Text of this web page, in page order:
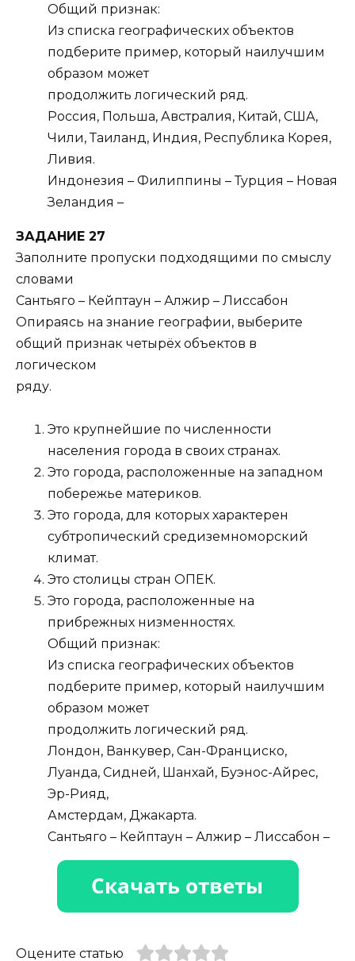
Общий признак:
Из списка географических объектов
подберите пример, который наилучшим
образом может
продолжить логический ряд.
Россия, Польша, Австралия, Китай, США,
Чили, Таиланд, Индия, Республика Корея,
Ливия.
Индонезия – Филиппины – Турция – Новая
Зеландия –
ЗАДАНИЕ 27
Заполните пропуски подходящими по смыслу
словами
Сантьяго – Кейптаун – Алжир – Лиссабон
Опираясь на знание географии, выберите
общий признак четырёх объектов в
логическом
ряду.
Это крупнейшие по численности
населения города в своих странах.
Это города, расположенные на западном
побережье материков.
Это города, для которых характерен
субтропический средиземноморский
климат.
Это столицы стран ОПЕК.
Это города, расположенные на
прибрежных низменностях.
Общий признак:
Из списка географических объектов
подберите пример, который наилучшим
образом может
продолжить логический ряд.
Лондон, Ванкувер, Сан-Франциско,
Луанда, Сидней, Шанхай, Буэнос-Айрес,
Эр-Рияд,
Амстердам, Джакарта.
Сантьяго – Кейптаун – Алжир – Лиссабон –
Оцените статью